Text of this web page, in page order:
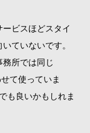
ビスほどスタイ
ていないです。
所では同じ
て使っていま
も良いかもしれま